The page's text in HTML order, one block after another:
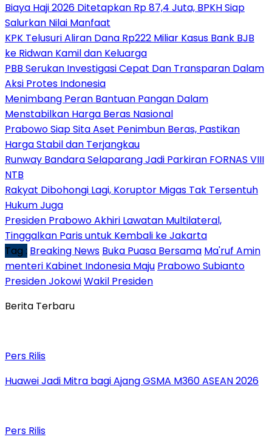
Biaya Haji 2026 Ditetapkan Rp 87,4 Juta, BPKH Siap
Salurkan Nilai Manfaat
KPK Telusuri Aliran Dana Rp222 Miliar Kasus Bank BJB
ke Ridwan Kamil dan Keluarga
PBB Serukan Investigasi Cepat Dan Transparan Dalam
Aksi Protes Indonesia
Menimbang Peran Bantuan Pangan Dalam
Menstabilkan Harga Beras Nasional
Prabowo Siap Sita Aset Penimbun Beras, Pastikan
Harga Stabil dan Terjangkau
Runway Bandara Selaparang Jadi Parkiran FORNAS VIII
NTB
Rakyat Dibohongi Lagi, Koruptor Migas Tak Tersentuh
Hukum Juga
Presiden Prabowo Akhiri Lawatan Multilateral,
Tinggalkan Paris untuk Kembali ke Jakarta
Tag : Breaking News Buka Puasa Bersama Ma'ruf Amin
menteri Kabinet Indonesia Maju Prabowo Subianto
Presiden JokowiWakil Presiden
Berita Terbaru
Pers Rilis
Huawei Jadi Mitra bagi Ajang GSMA M360 ASEAN 2026
Pers Rilis